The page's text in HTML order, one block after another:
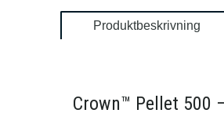
Produktbeskrivning
Crown™ Pellet 500